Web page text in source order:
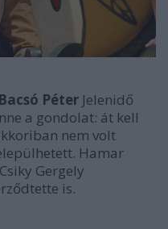
Bacsó Péter Jelenidő
a gondolat: át kell
nem volt
Hamar
Gergely
is.